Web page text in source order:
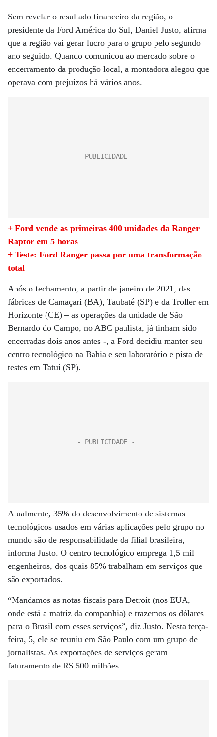
Sem revelar o resultado financeiro da região, o
presidente da Ford América do Sul, Daniel Justo, afirma
que a região vai gerar lucro para o grupo pelo segundo
ano seguido. Quando comunicou ao mercado sobre o
encerramento da produção local, a montadora alegou que
operava com prejuízos há vários anos.
+ Ford vende as primeiras 400 unidades da Ranger
Raptor em 5 horas
+ Teste: Ford Ranger passa por uma transformação
total
Após o fechamento, a partir de janeiro de 2021, das
fábricas de Camaçari (BA), Taubaté (SP) e da Troller em
Horizonte (CE) – as operações da unidade de São
Bernardo do Campo, no ABC paulista, já tinham sido
encerradas dois anos antes -, a Ford decidiu manter seu
centro tecnológico na Bahia e seu laboratório e pista de
testes em Tatuí (SP).
Atualmente, 35% do desenvolvimento de sistemas
tecnológicos usados em várias aplicações pelo grupo no
mundo são de responsabilidade da filial brasileira,
informa Justo. O centro tecnológico emprega 1,5 mil
engenheiros, dos quais 85% trabalham em serviços que
são exportados.
“Mandamos as notas fiscais para Detroit (nos EUA,
onde está a matriz da companhia) e trazemos os dólares
para o Brasil com esses serviços”, diz Justo. Nesta terça-
feira, 5, ele se reuniu em São Paulo com um grupo de
jornalistas. As exportações de serviços geram
faturamento de R$ 500 milhões.